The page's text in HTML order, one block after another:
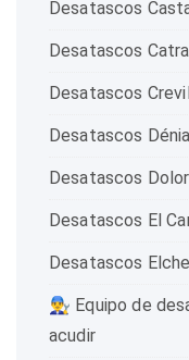
Desatascos
Desatascos
Desatascos
Desatascos Dénia
Desatascos
Desatascos El
Desatascos Elche
👨‍🔧 Equipo de
acudir